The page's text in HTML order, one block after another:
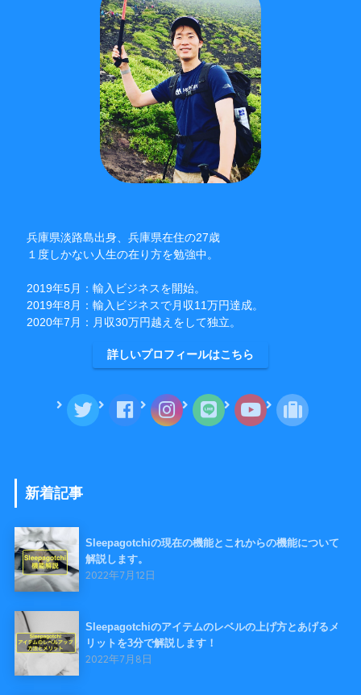
兵庫県淡路島出身、兵庫県在住の27歳
１度しかない人生の在り方を勉強中。
2019年5月：輸入ビジネスを開始。
2019年8月：輸入ビジネスで月収11万円達成。
2020年7月：月収30万円越えをして独立。
詳しいプロフィールはこちら
新着記事
Sleepagotchiの現在の機能とこれからの機能について
解説します。
2022年7月12日
Sleepagotchiのアイテムのレベルの上げ方とあげるメ
リットを3分で解説します！
2022年7月8日